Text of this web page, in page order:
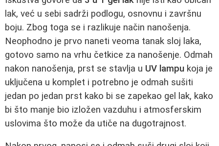
lak, već u sebi sadrži podlogu, osnovnu i završnu
boju. Zbog toga se i razlikuje način nanošenja.
Neophodno je prvo naneti veoma tanak sloj laka,
gotovo samo na vrhu četkice za nanošenje. Odmah
nakon nanošenja, prst se stavlja u UV lampu koja je
uključena u komplet i potrebno je odmah sušiti
jedan po jedan prst kako bi se zapekao gel lak, kako
bi što manje bio izložen vazduhu i atmosferskim
uslovima što može da utiče na dugotrajnost.